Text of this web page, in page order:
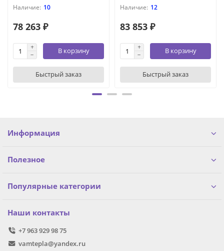
10
78 263 ₽
В корзину
Быстрый заказ
12
83 853 ₽
В корзину
Быстрый заказ
Информация
Полезное
Популярные категории
Наши контакты
+7 963 929 98 75
vamtepla@yandex.ru